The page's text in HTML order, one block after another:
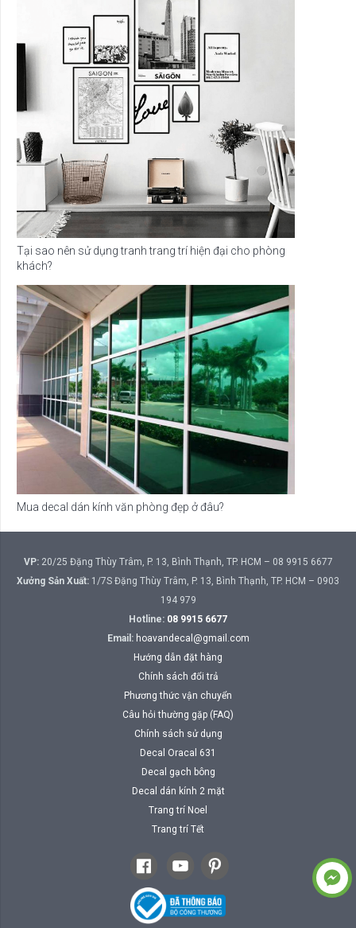
Tại sao nên sử dụng tranh trang trí hiện đại cho phòng
khách?
Mua decal dán kính văn phòng đẹp ở đâu?
VP:20/25 Đặng Thùy Trâm, P. 13, Bình Thạnh, TP. HCM – 08 9915 6677
Xưởng Sản Xuất: 1/7S Đặng Thùy Trâm, P. 13, Bình Thạnh, TP. HCM – 0903
194 979
Hotline: 08 9915 6677
Email: hoavandecal@gmail.com
Hướng dẫn đặt hàng
Chính sách đổi trả
Phương thức vận chuyển
Câu hỏi thường gặp (FAQ)
Chính sách sử dụng
Decal Oracal 631
Decal gạch bông
Decal dán kính 2 mặt
Trang trí Noel
Trang trí Tết